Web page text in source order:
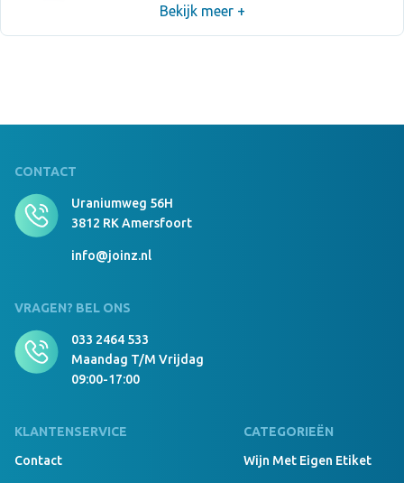
Bekijk meer +
CONTACT
Uraniumweg 56H
3812 RK Amersfoort
info@joinz.nl
VRAGEN? BEL ONS
033 2464 533
Maandag T/m Vrijdag
09:00-17:00
KLANTENSERVICE
Contact
CATEGORIEËN
Wijn Met Eigen Etiket